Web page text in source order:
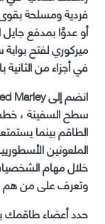
فردية ومسلحة
أو عدوًا بمدفع
ميركوري لفتح
في أجزاء من
سطح السفينة ،
الطاقم بينما
الملعونين
خلال مهام
وتعرف على من هم
حدد أعضاء طاقمك